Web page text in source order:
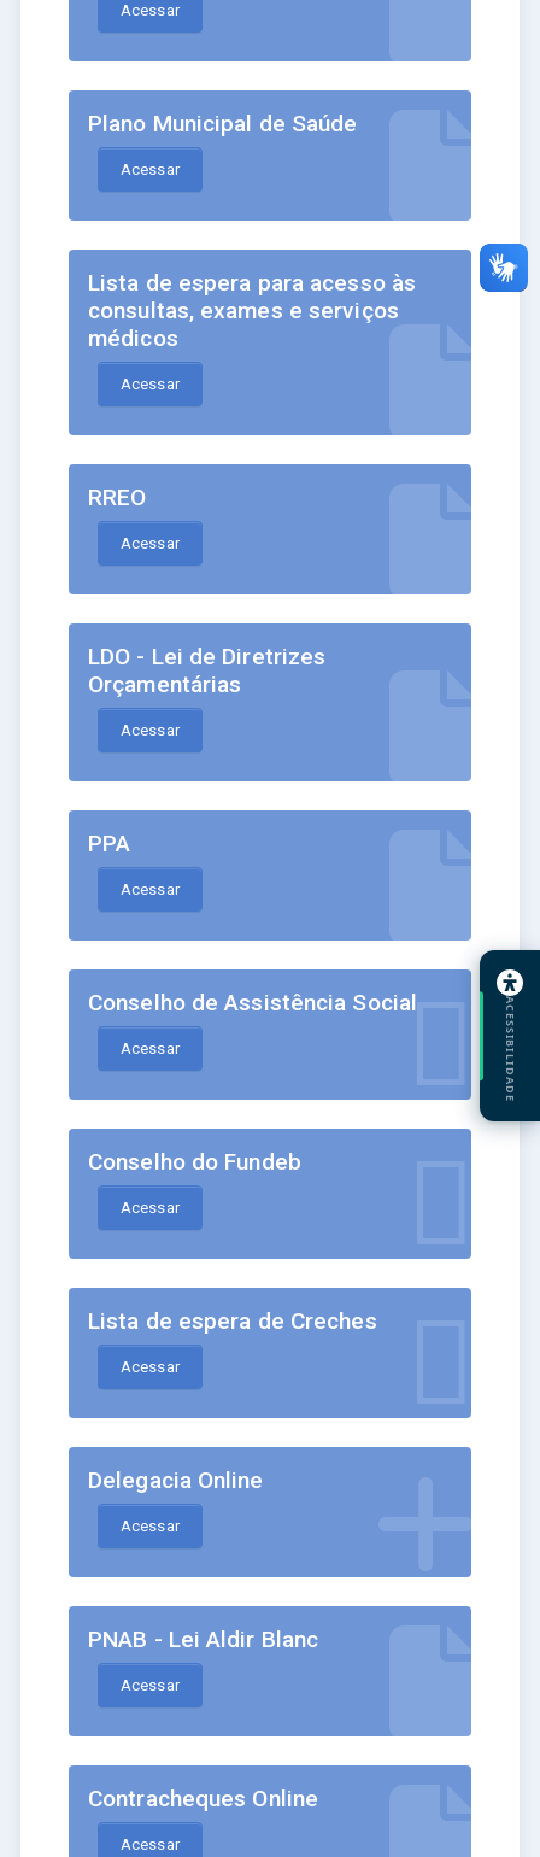
Acessar
Plano Municipal de Saúde
Acessar
Lista de espera para acesso às
consultas, exames e serviços
médicos
Acessar
RREO
Acessar
LDO - Lei de Diretrizes
Orçamentárias
Acessar
PPA
Acessar
Conselho de Assistência Social
Acessar
Conselho do Fundeb
Acessar
Lista de espera de Creches
Acessar
Delegacia Online
Acessar
PNAB - Lei Aldir Blanc
Acessar
Contracheques Online
Acessar
ACESSIBILIDADE